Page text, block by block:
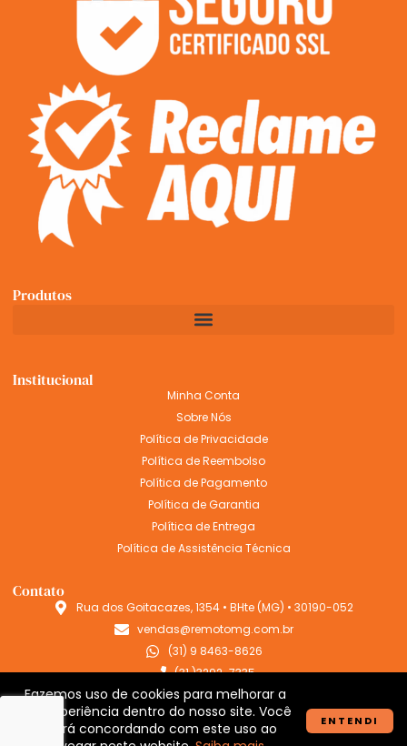
Produtos
Institucional
Minha Conta
Sobre Nós
Política de Privacidade
Política de Reembolso
Política de Pagamento
Política de Garantia
Política de Entrega
Política de Assistência Técnica
Contato
Rua dos Goitacazes, 1354 • BHte (MG) • 30190-052
vendas@remotomg.com.br
(31) 9 8463-8626
(31 )3292-7335
@Remotobh
Fazemos uso de cookies para melhorar a
sua experiência dentro do nosso site. Você
estará concordando com este uso ao
ENTENDI